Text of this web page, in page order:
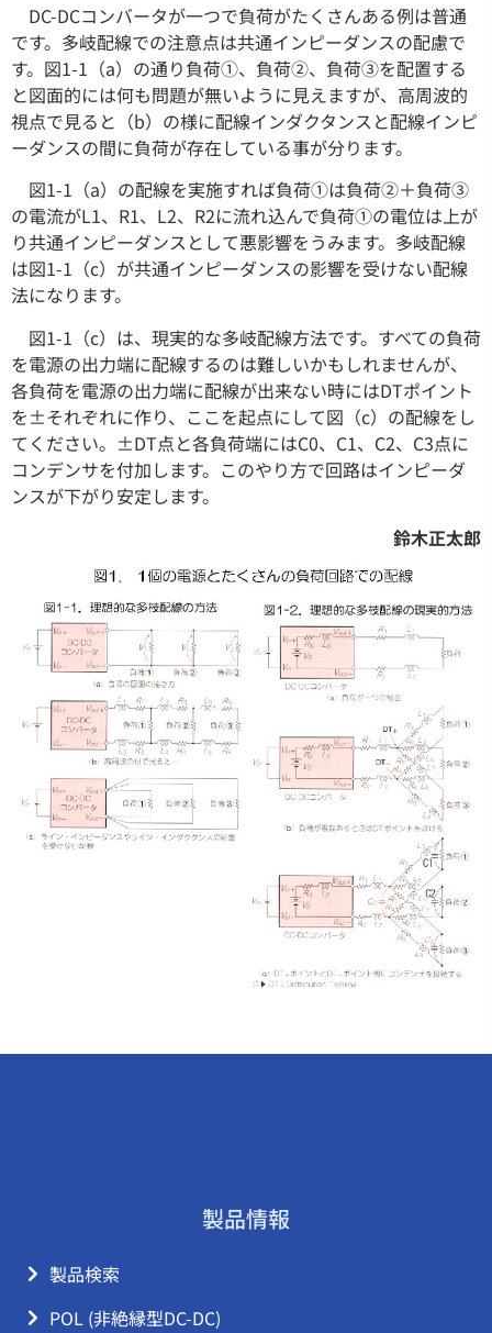
DC-DCコンバータが一つで負荷がたくさんある例は普通
です。多岐配線での注意点は共通インピーダンスの配慮で
す。図1-1（a）の通り負荷①、負荷②、負荷③を配置する
と図面的には何も問題が無いように見えますが、高周波的
視点で見ると（b）の様に配線インダクタンスと配線インピ
ーダンスの間に負荷が存在している事が分ります。
図1-1（a）の配線を実施すれば負荷①は負荷②＋負荷③
の電流がL1、R1、L2、R2に流れ込んで負荷①の電位は上が
り共通インピーダンスとして悪影響をうみます。多岐配線
は図1-1（c）が共通インピーダンスの影響を受けない配線
法になります。
図1-1（c）は、現実的な多岐配線方法です。すべての負荷
を電源の出力端に配線するのは難しいかもしれませんが、
各負荷を電源の出力端に配線が出来ない時にはDTポイント
を±それぞれに作り、ここを起点にして図（c）の配線をし
てください。±DT点と各負荷端にはC0、C1、C2、C3点に
コンデンサを付加します。このやり方で回路はインピーダ
ンスが下がり安定します。
鈴木正太郎
製品情報
製品検索
POL (非絶縁型DC-DC)